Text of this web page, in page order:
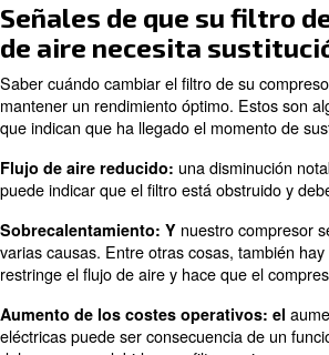
La frecuencia de sustitución delfiltro
de varios factores, incluido su uso y
compresor. En general, los filtros
Sin embargo, en entornos
necesarias sustituciones más
Los principales factores que
Uso: Loscompresores utilizados
prolongados pueden requerir
Entorno: los entornos
más rápidamente, lo que requiere